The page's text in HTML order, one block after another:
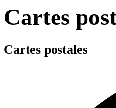
Cartes
Cartes postales